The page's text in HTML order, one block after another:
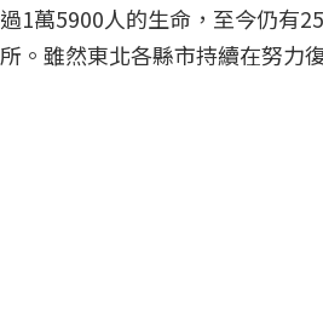
過1萬5900人的生命，至今仍有
所。雖然東北各縣市持續在努力